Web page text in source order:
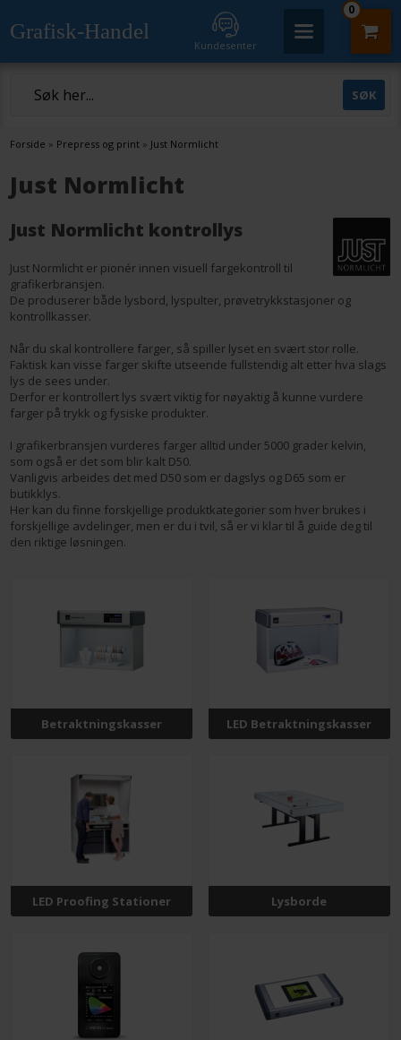
Grafisk-Handel
Kundesenter
0
Forside » Prepress og print » Just Normlicht
Just Normlicht
Just Normlicht kontrollys
Just Normlicht er pionér innen visuell fargekontroll til
grafikerbransjen.
De produserer både lysbord, lyspulter, prøvetrykkstasjoner og
kontrollkasser.
Når du skal kontrollere farger, så spiller lyset en svært stor rolle.
Faktisk kan visse farger skifte utseende fullstendig alt etter hva slags
lys de sees under.
Derfor er kontrollert lys svært viktig for nøyaktig å kunne vurdere
farger på trykk og fysiske produkter.
I grafikerbransjen vurderes farger alltid under 5000 grader kelvin,
som også er det som blir kalt D50.
Vanligvis arbeides det med D50 som er dagslys og D65 som er
butikklys.
Her kan du finne forskjellige produktkategorier som hver brukes i
forskjellige avdelinger, men er du i tvil, så er vi klar til å guide deg til
den riktige løsningen.
Betraktningskasser LED Betraktningskasser
LED Proofing Stationer Lysborde